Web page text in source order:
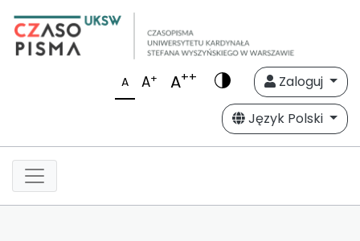
A A+ A++
Zaloguj
Język Polski